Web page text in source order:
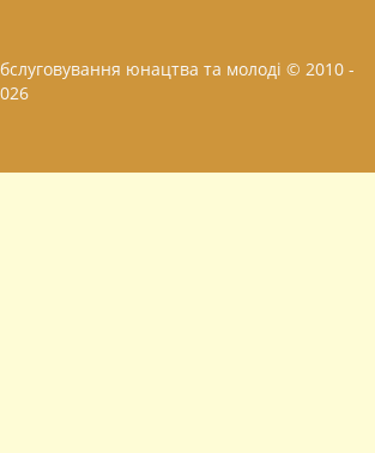
юнацтва та молоді © 2010 -